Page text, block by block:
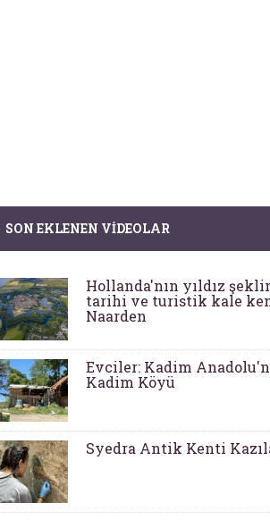
SON EKLENEN VIDEOLAR
Hollanda'nın yıldız
tarihi ve turistik kale
Naarden
Evciler: Kadim
Kadim Köyü
Syedra Antik Kenti